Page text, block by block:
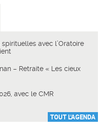
avec l’Oratoire
– Retraite « Les cieux
avec le CMR
TOUT L'AGENDA